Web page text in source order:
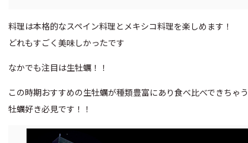
料理は本格的なスペイン料理とメキシコ料理を楽しめます！
どれもすごく美味しかったです
なかでも注目は生牡蠣！！
この時期おすすめの生牡蠣が種類豊富にあり食べ比べできちゃう
牡蠣好き必見です！！